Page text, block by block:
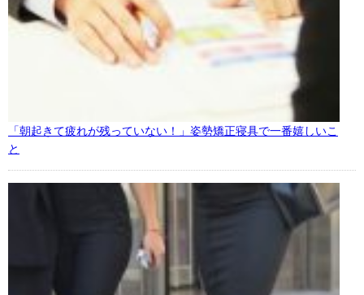
「朝起きて疲れが残っていない！」姿勢矯正寝具で一番嬉しいこ
と